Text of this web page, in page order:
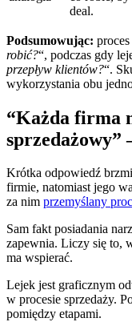
deal.
Podsumowując:
robić?“, podczas gdy
przepływ klientów?“.
wykorzystania obu
“Każda firma
sprzedażowy”
Krótka odpowiedź
firmie, natomiast jego
za nim przemyślany
Sam fakt posiadania
zapewnia. Liczy się to,
ma wspierać.
Lejek jest graficznym
w procesie sprzedaży.
pomiędzy etapami.